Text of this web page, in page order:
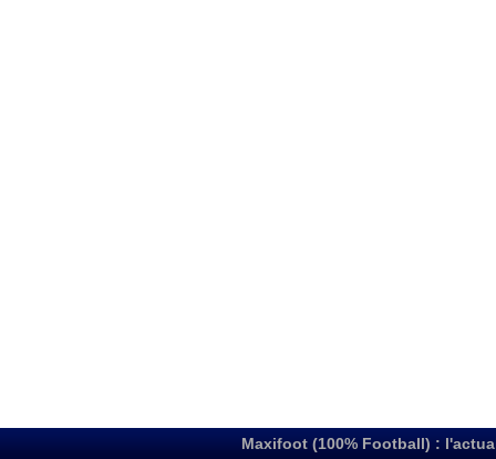
Maxifoot (100% Football) :